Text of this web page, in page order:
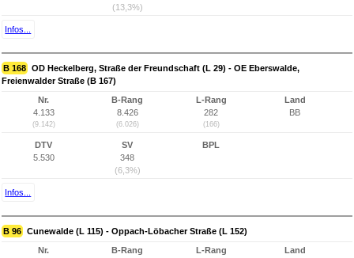
(13,3%)
Infos...
B 168 OD Heckelberg, Straße der Freundschaft (L 29) - OE Eberswalde,
Freienwalder Straße (B 167)
Nr.
4.133
(9.142)
B-Rang
8.426
(6.026)
L-Rang
282
(166)
Land
BB
DTV
5.530
SV
348
(6,3%)
BPL
Infos...
B 96 Cunewalde (L 115) - Oppach-Löbacher Straße (L 152)
Nr.
B-Rang
L-Rang
Land